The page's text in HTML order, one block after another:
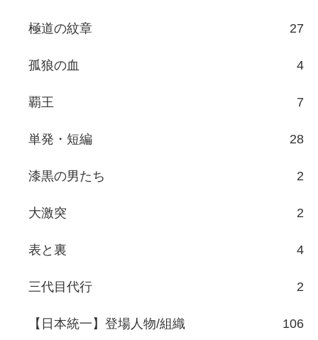
極道の紋章 27
孤狼の血 4
覇王 7
単発・短編 28
漆黒の男たち 2
大激突 2
表と裏 4
三代目代行 2
【日本統一】登場人物/組織 106